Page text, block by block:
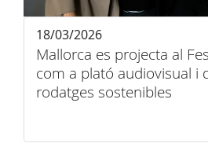
Mallorca es projecta al
com a plató audiovisual i
rodatges sostenibles
18/03/2026